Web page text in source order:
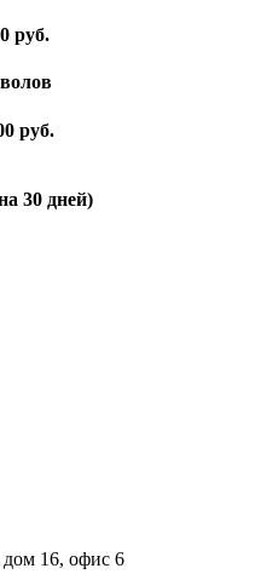
руб.
руб.
30 дней)
дом 16, офис 6